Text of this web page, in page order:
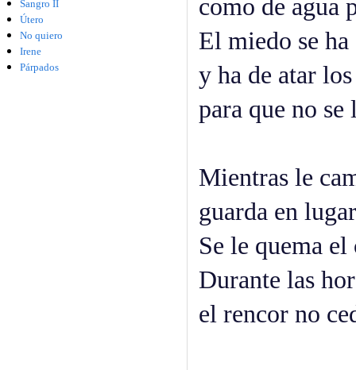
Sangro II
Útero
No quiero
Irene
Párpados
como de agua
El miedo se ha
y ha de atar
para que no se
Mientras le
guarda en
Se le quema
Durante las
el rencor no